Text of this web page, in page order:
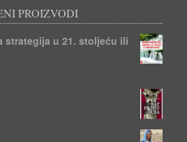
PROIZVODI
strategija u 21. stoljeću ili